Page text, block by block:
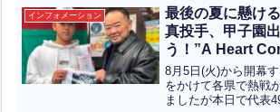
た方々おめでとうご
インフォメーション
最後の夏に懸け
真投手、甲子園
う！”A Heart
Final Summer —
Congratulations
Teramoto on
8月5日(火)から開幕
をかけて各県で熱戦
ましたが本日で代表